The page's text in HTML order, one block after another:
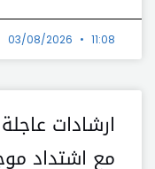
03/08/2026 11:08 ص
ارشادات
مع اشتداد